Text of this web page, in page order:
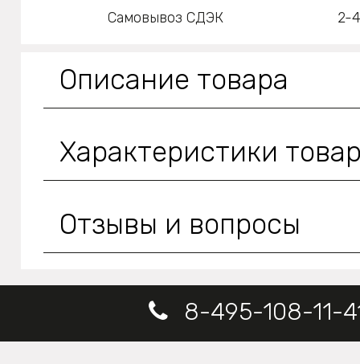
Самовывоз СДЭК
2-
Описание товара
Характеристики
Отзывы и вопросы
8-495-108-11-